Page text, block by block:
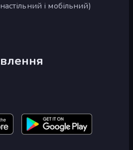
і мобільний)